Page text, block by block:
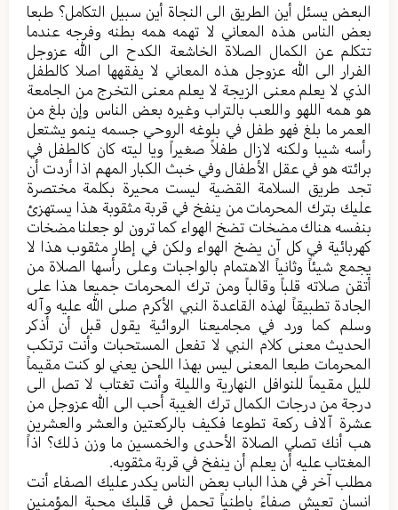
البعض یسئل أين الطریق الی النجاة أين سبیل التکامل؟ طبعا
بعض الناس هذه المعاني لا تهمه همه بطنه وفرجه عندما
تتکلم عن الکمال الصلاة الخاشعة الکدح الی الله عزوجل
الفرار الی الله عزوجل هذه المعاني لا یفقهها اصلا کالطفل
الذي لا یعلم معنی الزیجة لا یعلم معنی التخرج من الجامعة
هو همه اللهو واللعب بالتراب وغیره بعض الناس وإن بلغ من
العمر ما بلغ فهو طفل في بلوغه الروحي جسمه ینمو یشتعل
رأسه شیبا ولکنه لازال طفلاً صغیراً ویا لیته کان کالطفل في
برائته هو في عقل الأطفال وفي خبث الکبار المهم اذا أردت أن
تجد طریق السلامة القضیة لیست محیرة بکلمة مختصرة
علیك بترك المحرمات من ینفخ في قربة مثقوبة هذا یستهزئ
بنفسه هناك مضخات تضخ الهواء کما ترون لو جعلنا مضخات
کهربائیة في کل آن یضخ الهواء ولکن في إطار مثقوب هذا لا
یجمع شیئاً وثانیاً الاهتمام بالواجبات وعلی رأسها الصلاة من
أتقن صلاته قلباً وقالباً ومن ترك المحرمات جمیعا هذا علی
الجادة تطبیقاً لهذه القاعدة النبي الأکرم صلی الله علیه وآله
وسلم کما ورد في مجامیعنا الروائیة یقول قبل أن أذکر
الحدیث معنی کلام النبي لا تفعل المستحبات وأنت ترتکب
المحرمات طبعا المعنی لیس بهذا اللحن یعني لو کنت مقیماً
للیل مقیماً للنوافل النهاریة واللیلة وأنت تغتاب لا تصل الی
درجة من درجات الکمال ترك الغیبة أحب الی الله عزوجل من
عشرة آلاف رکعة تطوعا فکیف بالرکعتین والعشر والعشرین
هب أنك تصلي الصلاة الأحدی والخمسین ما وزن ذلك؟ اذاً
المغتاب علیه أن یعلم أن ینفخ في قربة مثقوبه.
مطلب آخر في هذا الباب بعض الناس یکدر علیك الصفاء أنت
انسان تعیش صفاءً باطنیاً تحمل في قلبك محبة المؤمنين